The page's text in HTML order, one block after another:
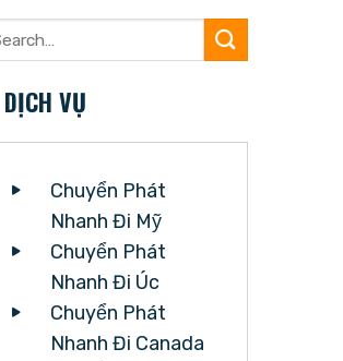
DỊCH VỤ
Chuyển Phát
Nhanh Đi Mỹ
Chuyển Phát
Nhanh Đi Úc
Chuyển Phát
Nhanh Đi Canada